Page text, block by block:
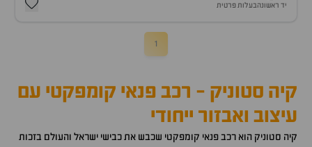
יד ראשונהבעלות פרטית
1
קיה סטוניק - רכב פנאי קומפקטי עם
עיצוב ואבזור ייחודי
קיה סטוניק הוא רכב פנאי קומפקטי שכבש את כבישי ישראל והעולם בזכות